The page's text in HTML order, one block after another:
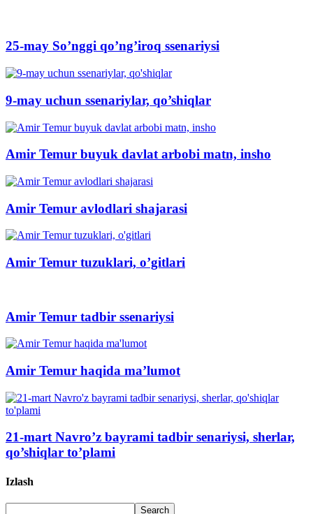
25-may So’nggi qo’ng’iroq ssenariysi
9-may uchun ssenariylar, qo’shiqlar
Amir Temur buyuk davlat arbobi matn, insho
Amir Temur avlodlari shajarasi
Amir Temur tuzuklari, o’gitlari
Amir Temur tadbir ssenariysi
Amir Temur haqida ma’lumot
21-mart Navro’z bayrami tadbir senariysi, sherlar,
qo’shiqlar to’plami
Izlash